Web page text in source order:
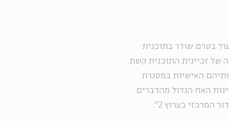
בטרם שודר בתוכנית
של זכיינית התוכנית קשת.
האישיות במסגרת
האח הגדול מהדברים
המרכזי בערוץ 2".